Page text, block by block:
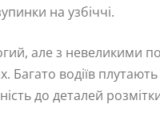
на узбіччі.
але з
водіїв
до деталей